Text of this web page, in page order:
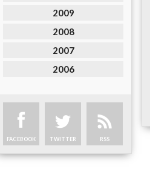
2009
2008
2007
2006
FACEBOOK TWITTER RSS